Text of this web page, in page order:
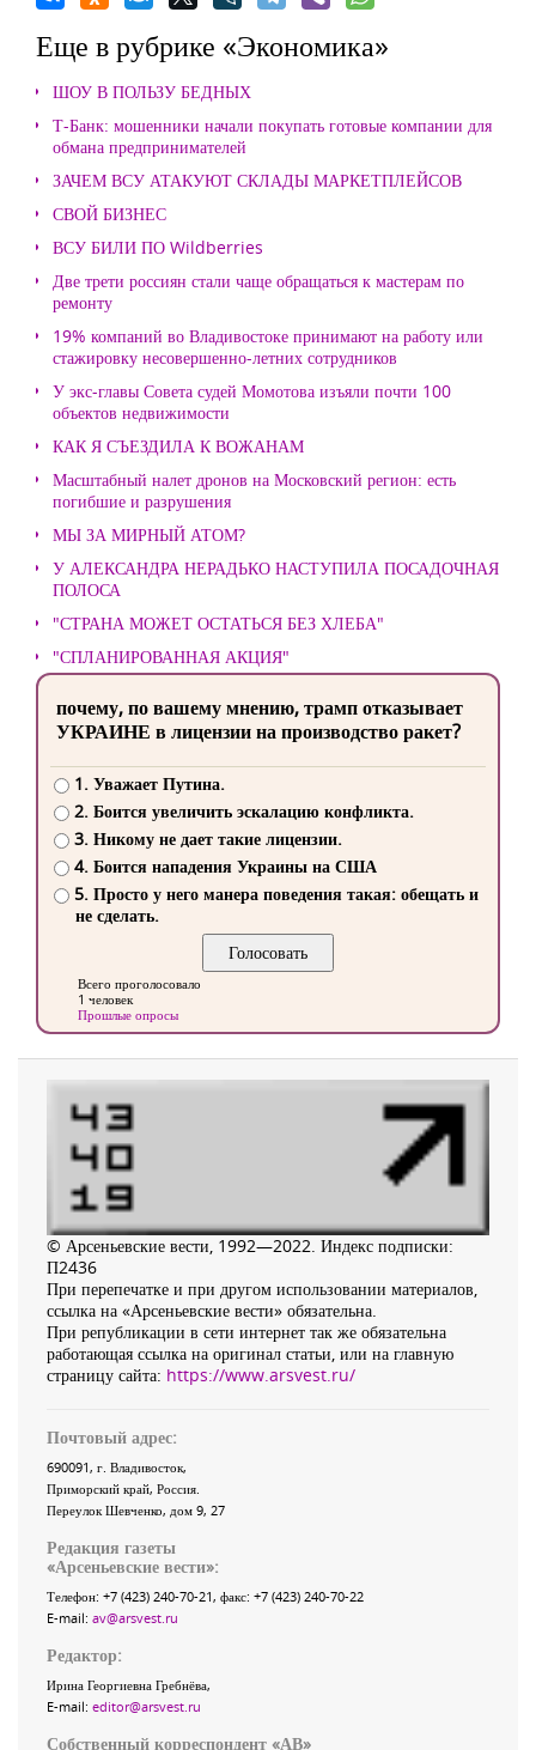
Еще в рубрике «Экономика»
ШОУ В ПОЛЬЗУ БЕДНЫХ
Т-Банк: мошенники начали покупать готовые компании для
обмана предпринимателей
ЗАЧЕМ ВСУ АТАКУЮТ СКЛАДЫ МАРКЕТПЛЕЙСОВ
СВОЙ БИЗНЕС
ВСУ БИЛИ ПО Wildberries
Две трети россиян стали чаще обращаться к мастерам по
ремонту
19% компаний во Владивостоке принимают на работу или
стажировку несовершенно-летних сотрудников
У экс-главы Совета судей Момотова изъяли почти 100
объектов недвижимости
КАК Я СЪЕЗДИЛА К ВОЖАНАМ
Масштабный налет дронов на Московский регион: есть
погибшие и разрушения
МЫ ЗА МИРНЫЙ АТОМ?
У АЛЕКСАНДРА НЕРАДЬКО НАСТУПИЛА ПОСАДОЧНАЯ
ПОЛОСА
"СТРАНА МОЖЕТ ОСТАТЬСЯ БЕЗ ХЛЕБА"
"СПЛАНИРОВАННАЯ АКЦИЯ"
почему, по вашему мнению, трамп отказывает
УКРАИНЕ в лицензии на производство ракет?
1. Уважает Путина.
2. Боится увеличить эскалацию конфликта.
3. Никому не дает такие лицензии.
4. Боится нападения Украины на США
5. Просто у него манера поведения такая: обещать и
не сделать.
Всего проголосовало
1 человек
Прошлые опросы
© Арсеньевские вести, 1992—2022. Индекс подписки:
П2436
При перепечатке и при другом использовании материалов,
ссылка на «Арсеньевские вести» обязательна.
При републикации в сети интернет так же обязательна
работающая ссылка на оригинал статьи, или на главную
страницу сайта: https://www.arsvest.ru/
Почтовый адрес:
690091, г. Владивосток,
Приморский край, Россия.
Переулок Шевченко, дом 9, 27
Редакция газеты
«Арсеньевские вести»:
Телефон: +7 (423) 240-70-21, факс: +7 (423) 240-70-22
E-mail: av@arsvest.ru
Редактор:
Ирина Георгиевна Гребнёва,
E-mail: editor@arsvest.ru
Собственный корреспондент «АВ»